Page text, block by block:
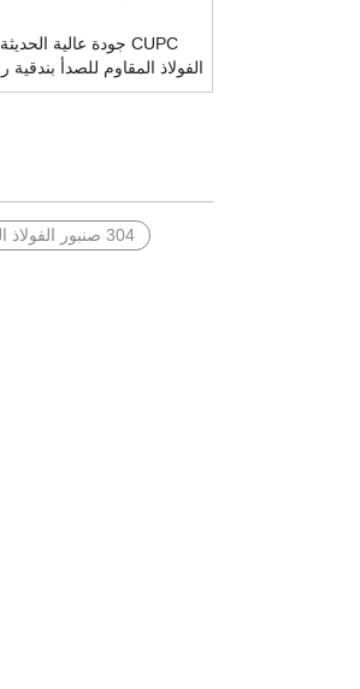
الفولاذ المقاوم للصدأ بندقية
ثقب واحد سحب خلاط
304 صنبور الفولاذ المقاوم للصدأ